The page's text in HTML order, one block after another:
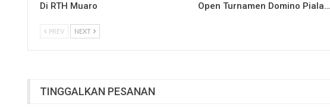
Di RTH Muaro
Open Turnamen Domino Piala…
PREV NEXT
TINGGALKAN PESANAN